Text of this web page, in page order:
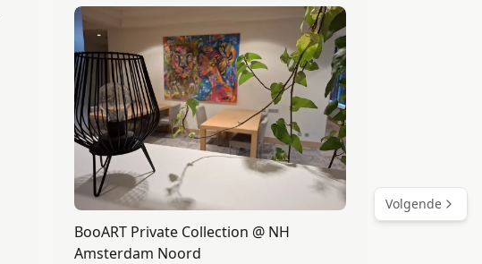
Volgende
BooART Private Collection @ NH
Amsterdam Noord